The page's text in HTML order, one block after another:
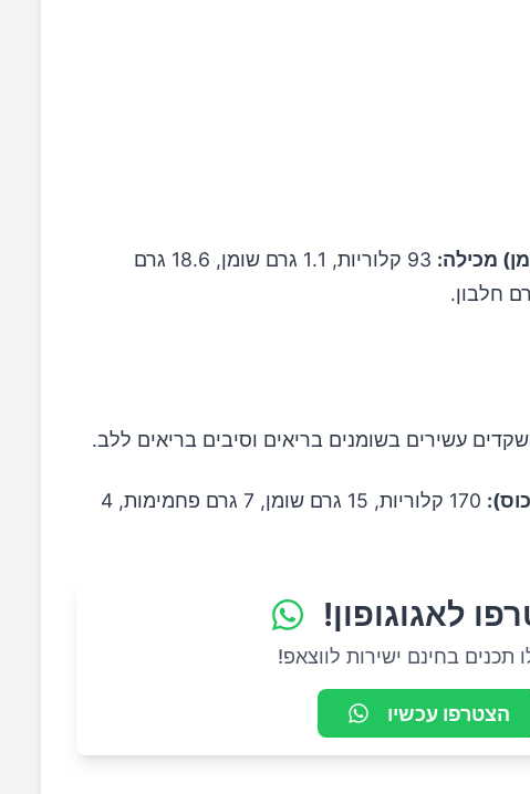
93 קלוריות, 1.1 גרם שומן, 18.6 גרם
עשירים בשומנים בריאים וסיבים בריאים ללב.
170 קלוריות, 15 גרם שומן, 7 גרם פחמימות, 4
לאגוגופון!
תכנים בחינם ישירות לווצאפ!
הצטרפו עכשיו